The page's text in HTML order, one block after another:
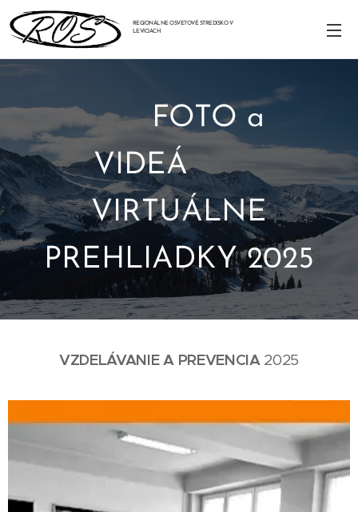
REGIONÁLNE OSVETOVÉ STREDISKO V
LEVICIACH
FOTO a
VIDEÁ
VIRTUÁLNE
PREHLIADKY 2025
VZDELÁVANIEA PREVENCIA2025